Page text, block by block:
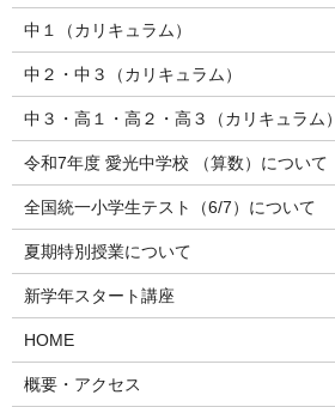
中１（カリキュラム）
中２・中３（カリキュラム）
中３・高１・高２・高３（カリキュラム）
令和7年度 愛光中学校 （算数）について
全国統一小学生テスト（6/7）について
夏期特別授業について
新学年スタート講座
HOME
概要・アクセス